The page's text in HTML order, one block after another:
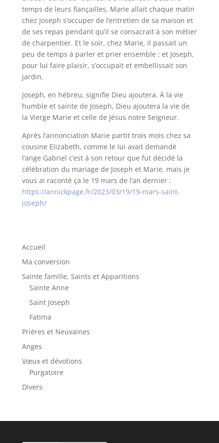
temps de leurs fiançailles, Marie allait chaque matin
chez Joseph s’occuper de l’entretien de sa maison et
de ses repas pendant qu’il se consacrait à son métier
de charpentier. Et le soir, chez Marie, il passait un
peu de temps à parler et prier ensemble ; et Joseph,
pour lui faire plaisir, s’occupait et embellissait son
jardin.
Joseph, en hébreu, signifie Dieu ajoutera. À la vie
humble et sainte de Joseph, Dieu ajoutera la vie de
la Vierge Marie et celle de Jésus notre Seigneur.
Après l’annonciation Marie partit trois mois chez sa
cousine Elizabeth, comme le lui avait demandé
l’ange Gabriel c’est à son retour que fut décidé la
célébration du mariage de Joseph et Marie, mais je
vous ai raconté ça le 19 mars de l’an dernier :
https://annickpage.fr/2023/03/19/19-mars-saint-
joseph/
Accueil
Ma conversion
Sainte famille, Saints et Apparitions
Sainte Anne
Saint Joseph
Fatima
Prières et Neuvaines
Anges
Vœux et dévotions
Purgatoire
Divers